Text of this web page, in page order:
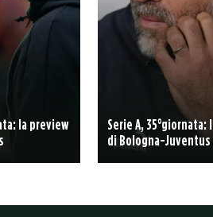
la preview
Serie A, 35°giornata:
di Bologna-Juventus